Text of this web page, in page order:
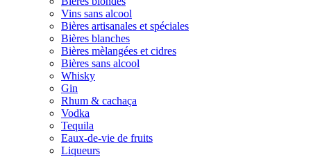
Vins sans alcool
Bières artisanales et spéciales
Bières blanches
Bières mèlangées et cidres
Bières sans alcool
Whisky
Gin
Rhum & cachaça
Vodka
Tequila
Eaux-de-vie de fruits
Liqueurs